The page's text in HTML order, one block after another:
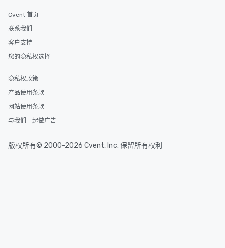
Cvent 首页
联系我们
客户支持
您的隐私权选择
隐私权政策
产品使用条款
网站使用条款
与我们一起做广告
版权所有© 2000-2026 Cvent, Inc. 保留所有权利